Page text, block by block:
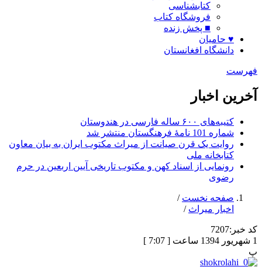
کتابشناسی
فروشگاه کتاب
■ پخش زنده
♥ حامیان
دانشگاه افغانستان
فهرست
آخرین اخبار
کتیبه‌های ۶۰۰ ساله فارسی در هندوستان
شماره 101 نامۀ فرهنگستان منتشر شد
روایت یک قرن صیانت از میراث مکتوب ایران به بیان معاون
کتابخانه ملی
رونمایی از اسناد کهن و مکتوب تاریخی آیین اربعین در حرم
رضوی
صفحه نخست /
اخبار میراث /
کد خبر:7207
1 شهریور 1394 ساعت [ 7:07 ]
پ